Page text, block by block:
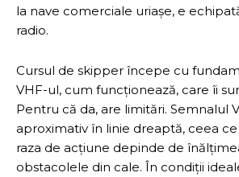
la nave comerciale uriașe, e
radio.
Cursul de skipper începe cu
VHF-ul, cum funcționează, care îi
Pentru că da, are limitări. Semnalul
aproximativ în linie dreaptă, ceea
raza de acțiune depinde de
obstacolele din cale. În condiții